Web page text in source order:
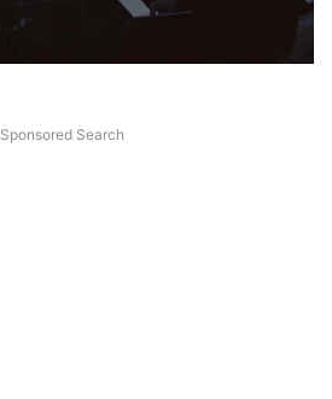
Sponsored Search